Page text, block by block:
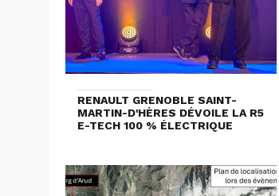
RENAULT GRENOBLE SAINT-
MARTIN-D'HÈRES DÉVOILE LA R5
E-TECH 100 % ÉLECTRIQUE